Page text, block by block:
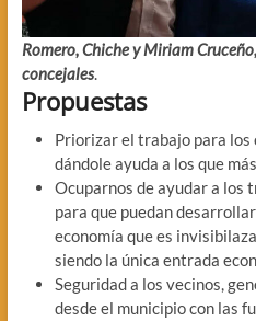
Romero, Chiche y Miriam
concejales.
Propuestas
Priorizar el trabajo para los
dándole ayuda a los que
Ocuparnos de ayudar a los
para que puedan
economía que es
siendo la única entrada
Seguridad a los vecinos,
desde el municipio con las